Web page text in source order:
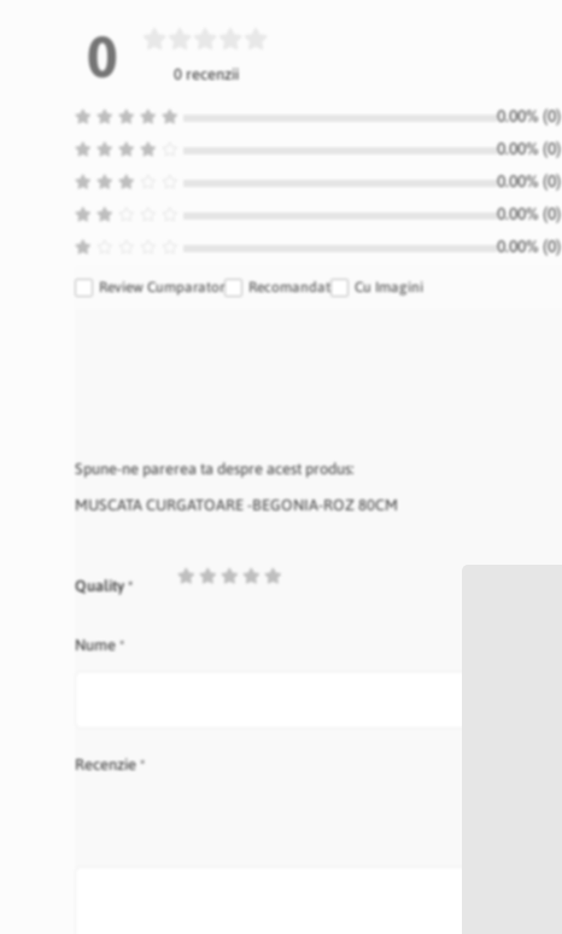
0 0 recenzii
0.00% (0)
0.00% (0)
0.00% (0)
0.00% (0)
0.00% (0)
Review Cumparator Recomandat Cu Imagini
Spune-ne parerea ta despre acest produs:
MUSCATA CURGATOARE -BEGONIA-ROZ 80CM
Quality
1
2
3
4
Nume
Recenzie